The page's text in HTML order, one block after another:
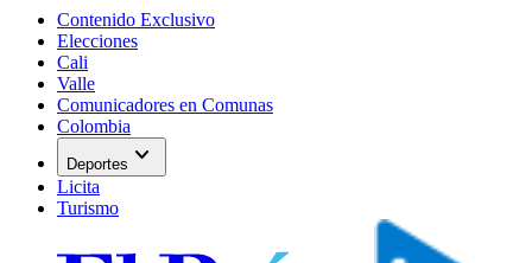
Contenido Exclusivo
Elecciones
Cali
Valle
Comunicadores en Comunas
Colombia
Deportes expand_more
Licita
Turismo